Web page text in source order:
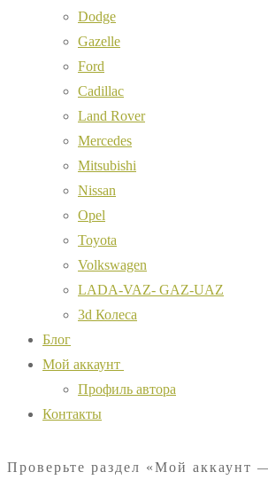
Dodge
Gazelle
Ford
Cadillac
Land Rover
Mercedes
Mitsubishi
Nissan
Opel
Toyota
Volkswagen
LADA-VAZ- GAZ-UAZ
3d Колеса
Блог
Мой аккаунт
Профиль автора
Контакты
Проверьте раздел «Мой аккаунт